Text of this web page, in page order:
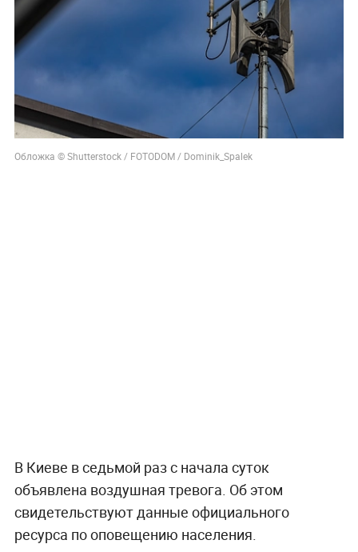
Обложка © Shutterstock / FOTODOM / Dominik_Spalek
В Киеве в седьмой раз с начала суток
объявлена воздушная тревога. Об этом
свидетельствуют данные официального
ресурса по оповещению населения.